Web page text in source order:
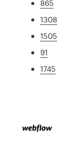
865
1308
1505
91
1745